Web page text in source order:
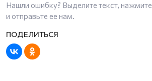
Нашли ошибку? Выделите текст, нажмите
и отправьте ее нам.